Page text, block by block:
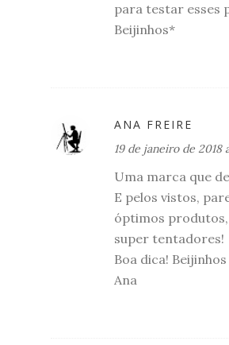
para testar esses
Beijinhos*
ANA FREIRE
19 de janeiro de 2018
Uma marca que
E pelos vistos,
óptimos
super tentadores!
Boa dica! Beijinhos
Ana